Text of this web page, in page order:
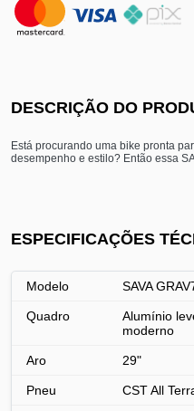
DESCRIÇÃO DO
Está procurando uma bike pronta
desempenho e estilo? Então essa
ESPECIFICAÇÕES
Modelo SAVA
Quadro
Alumínio
moderno
Aro 29"
Pneu CST All